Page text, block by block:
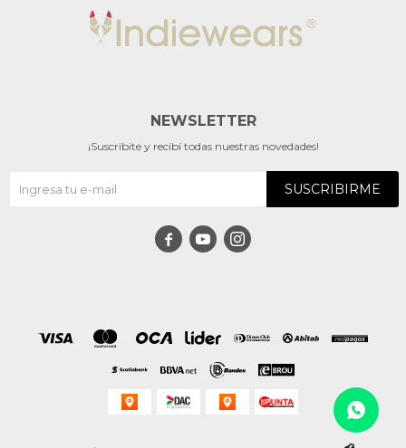
NEWSLETTER
¡Suscribite y recibí todas nuestras novedades!
SUSCRIBIRME
  